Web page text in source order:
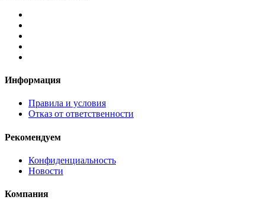
Информация
Правила и условия
Отказ от ответственности
Рекомендуем
Конфиденциальность
Новости
Компания